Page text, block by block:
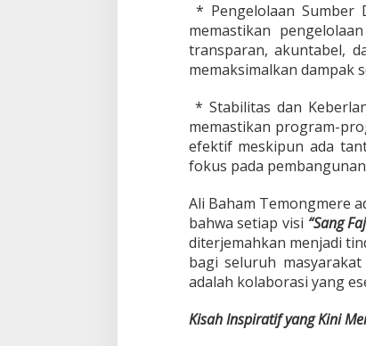
* Pengelolaan Sumber
memastikan
transparan, akuntabel,
memaksimalkan dampak
* Stabilitas dan
memastikan program-
efektif meskipun ada
fokus pada
Ali Baham Temongmere
bahwa setiap visi “Sang
diterjemahkan menjadi
bagi seluruh masyarakat
adalah kolaborasi yang
Kisah Inspiratif yang Kini